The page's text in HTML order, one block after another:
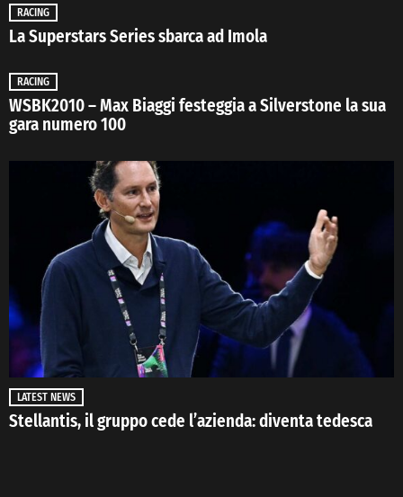
RACING
La Superstars Series sbarca ad Imola
RACING
WSBK2010 – Max Biaggi festeggia a Silverstone la sua
gara numero 100
LATEST NEWS
Stellantis, il gruppo cede l’azienda: diventa tedesca